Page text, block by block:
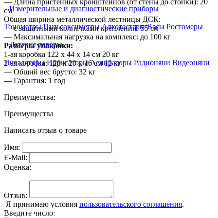
Измерительные и диагностические приборы
Тонометры Пульсоксиметры Алкотестеры Весы Ростомеры
Детские товары
Ингаляторы Ирригаторы Аспираторы Радионяни Видеоняни
см
Общая ширина металлической лестницы ДСК:
— c защитными колпачками креплений: 55 см
— Максимальная нагрузка на комплекс: до 100 кг
Размеры упаковки:
1-ая коробка 122 х 44 х 14 см 20 кг
2-ая коробка: 120 х 20 х 16 см 12 кг
— Общий вес брутто: 32 кг
— Гарантия: 1 год
Преимущества:
Преимущества
Написать отзыв о товаре
Имя:
E-Mail:
Оценка:
Отзыв:
Я принимаю условия пользовательского соглашения.
Введите число: